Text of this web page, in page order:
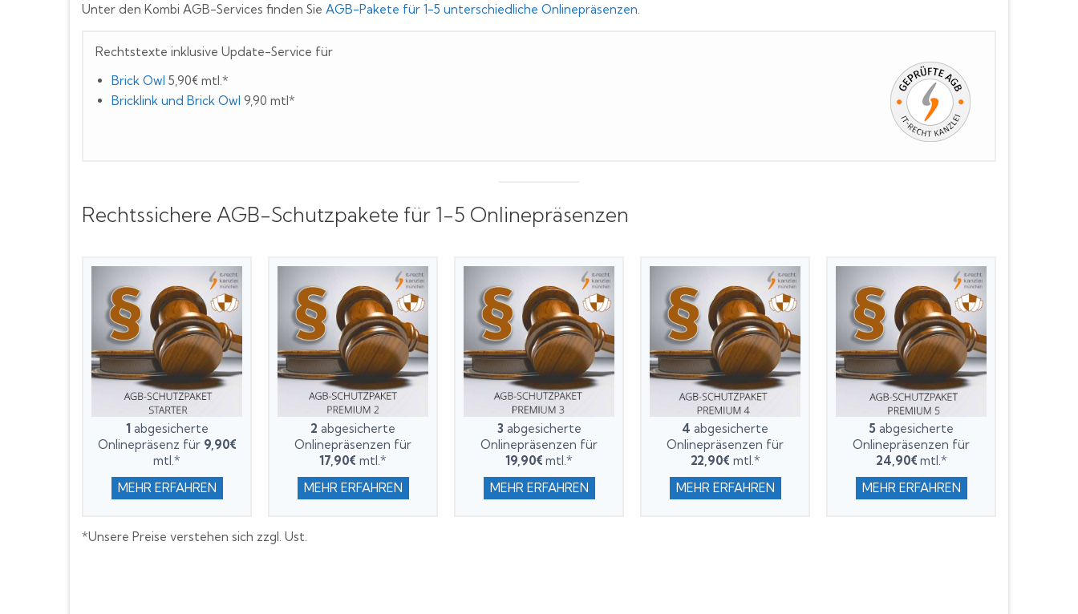
Unter den Kombi AGB-Services finden Sie AGB-Pakete für 1-5 unterschiedliche Onlinepräsenzen
Rechtstexte inklusive Update-Service für
Brick Owl 5,90€ mtl.*
Bricklink und Brick Owl 9,90 mtl*
Rechtssichere AGB-Schutzpakete für 1-5 Onlinepräsenzen
1abgesicherte
Onlinepräsenz für 9,90€
mtl.*
MEHR ERFAHREN
2 abgesicherte
Onlinepräsenzen für
17,90€ mtl.*
MEHR ERFAHREN
3 abgesicherte
Onlinepräsenzen für
19,90€ mtl.*
MEHR ERFAHREN
4 abgesicherte
Onlinepräsenzen für
22,90€ mtl.*
MEHR ERFAHREN
5 abgesicherte
Onlinepräsenzen für
24,90€ mtl.*
MEHR ERFAHREN
*Unsere Preise verstehen sich zzgl. Ust.